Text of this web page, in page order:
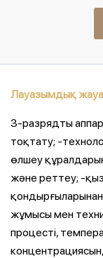
Лауазымдық
3-разрядты
тоқтату; -
өлшеу
және реттеу; -
жұмысы мен
процесті,